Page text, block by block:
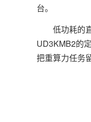
台。
低功耗的直
UD3KMB2的
把重算力任务